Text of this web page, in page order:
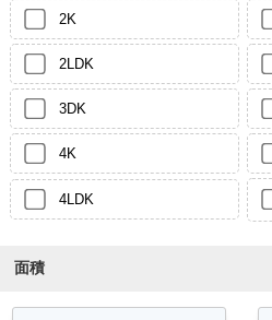
2K
2LDK
3DK
4K
4LDK
面積